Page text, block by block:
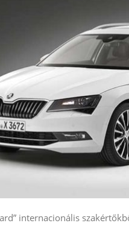
internacionális